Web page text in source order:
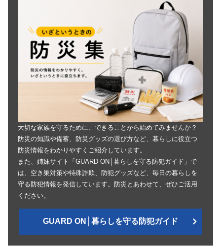
大切な家族を守るために、できることから始めてみませんか？
防災の知識や備蓄、防災グッズの選び方など、暮らしに役立つ
防災情報をわかりやすくご紹介しています。
また、姉妹サイト「GUARD ON│暮らしを守る防犯ガイド」で
は、空き巣対策や特殊詐欺、防犯グッズなど、毎日の暮らしを
守る防犯情報を発信しています。防災とあわせて、ぜひご活用
ください。
GUARD ON│暮らしを守る防犯ガイド